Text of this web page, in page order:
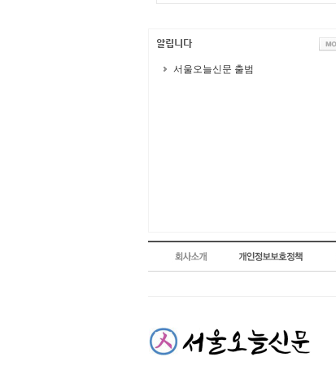
서울오늘신문 출범